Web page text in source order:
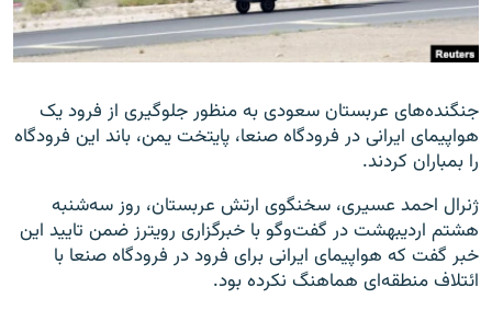
جنگنده‌های عربستان سعودی به منظور جلوگیری از فرود یک
هواپیمای ایرانی در فرودگاه صنعا، پایتخت یمن، باند این فرودگاه
را بمباران کردند.
ژنرال احمد عسیری، سخنگوی ارتش عربستان، روز سه‌شنبه
هشتم اردیبهشت در گفت‌وگو با خبرگزاری رویترز ضمن تایید این
خبر گفت که هواپیمای ایرانی برای فرود در فرودگاه صنعا با
ائتلاف منطقه‌ای هماهنگ نکرده بود.